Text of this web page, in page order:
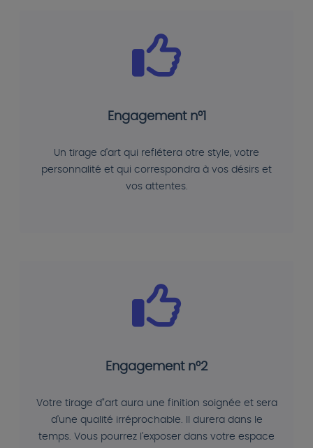
Engagement n°1
Un tirage d'art qui reflétera otre style, votre
personnalité et qui correspondra à vos désirs et
vos attentes.
Engagement n°2
Votre tirage d"art aura une finition soignée et sera
d'une qualité irréprochable. Il durera dans le
temps. Vous pourrez l'exposer dans votre espace